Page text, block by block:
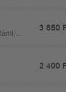
3 850
2 400